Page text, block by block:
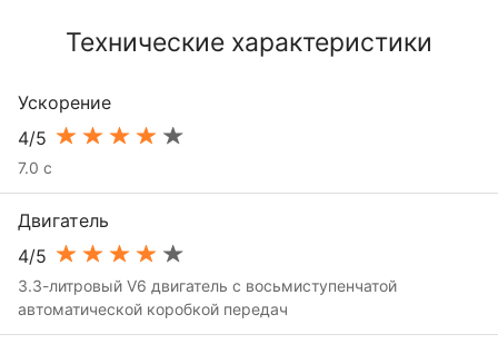
Технические характеристики
Ускорение
4/5
7.0 с
Двигатель
4/5
3.3-литровый V6 двигатель с восьмиступенчатой
автоматической коробкой передач